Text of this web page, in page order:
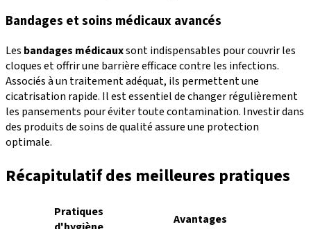
Bandages et soins médicaux avancés
Les bandages médicauxsont indispensables pour couvrir les
cloques et offrir une barrière efficace contre les infections.
Associés à un traitement adéquat, ils permettent une
cicatrisation rapide. Il est essentiel de changer régulièrement
les pansements pour éviter toute contamination. Investir dans
des produits de soins de qualité assure une protection
optimale.
Récapitulatif des meilleures pratiques
Pratiques
Avantages